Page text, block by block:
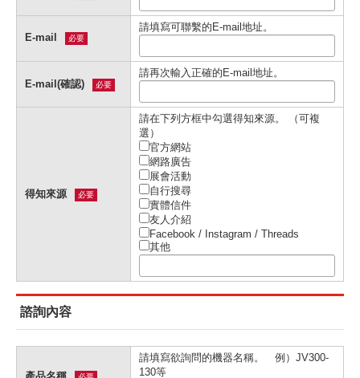
E-mail 必要
請填寫可聯繫的E-mail地址。
E-mail(確認) 必要
請再次輸入正確的E-mail地址。
得知來源 必要
請在下列⽅框中勾選得知來源。 （可複
選）
官⽅網站
網路廣告
展會活動
⾃⾏搜尋
實體信件
友⼈介紹
Facebook / Instagram / Threads
其他
諮詢內容
請填寫欲詢問的機器名稱。 例）JV300-
130等